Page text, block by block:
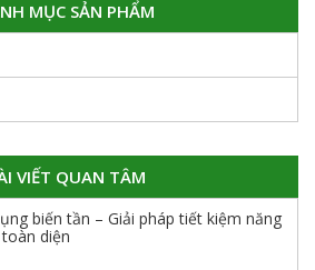
MỤC SẢN PHẨM
VIẾT QUAN TÂM
biến tần – Giải pháp tiết kiệm năng
diện